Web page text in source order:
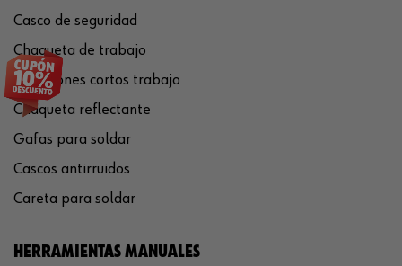
Casco de seguridad
Chaqueta de trabajo
Pantalones cortos trabajo
Chaqueta reflectante
Gafas para soldar
Cascos antirruidos
Careta para soldar
HERRAMIENTAS MANUALES